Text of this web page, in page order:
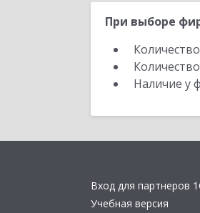
При выборе
Наличие у
Вход для партнеров
Учебная версия